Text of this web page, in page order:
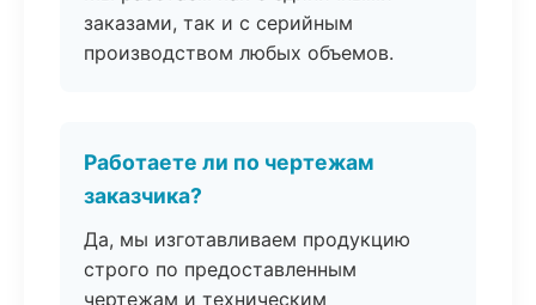
заказами, так и с серийным
производством любых объемов.
Работаете ли по чертежам
заказчика?
Да, мы изготавливаем продукцию
строго по предоставленным
чертежам и техническим